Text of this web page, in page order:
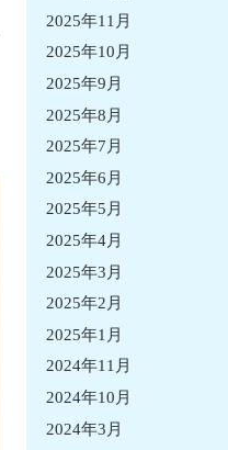
2025年11月
2025年10月
2025年9月
2025年8月
2025年7月
2025年6月
2025年5月
2025年4月
2025年3月
2025年2月
2025年1月
2024年11月
2024年10月
2024年3月